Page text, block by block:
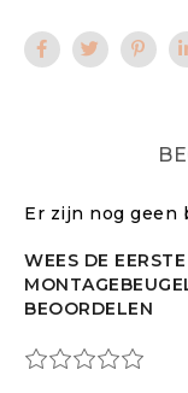
Er zijn nog geen
WEES DE
BEOORDELEN